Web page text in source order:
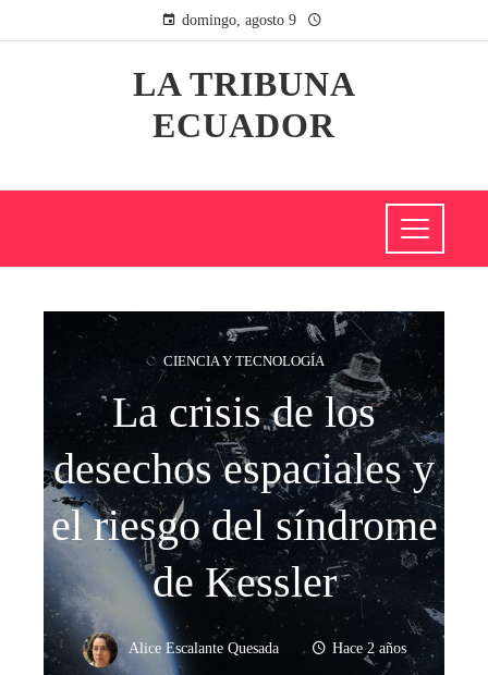
domingo, agosto 9
LA TRIBUNA
ECUADOR
CIENCIA Y TECNOLOGÍA
La crisis de los
desechos espaciales y
el riesgo del síndrome
de Kessler
Alice Escalante Quesada Hace 2 años